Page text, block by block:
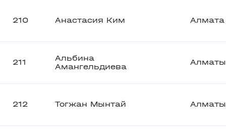
210 Анастасия Ким Алмата
211
Альбина
Амангельдиева
Алматы
212 Тогжан Мынтай Алматы